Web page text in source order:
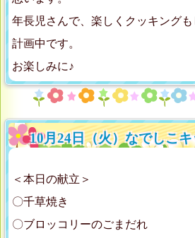
年長児さんで、楽しくクッキング
計画中です。
お楽しみに♪
10月24日（火）なでしこ
＜本日の献立＞
〇千草焼き
〇ブロッコリーのごまだれ